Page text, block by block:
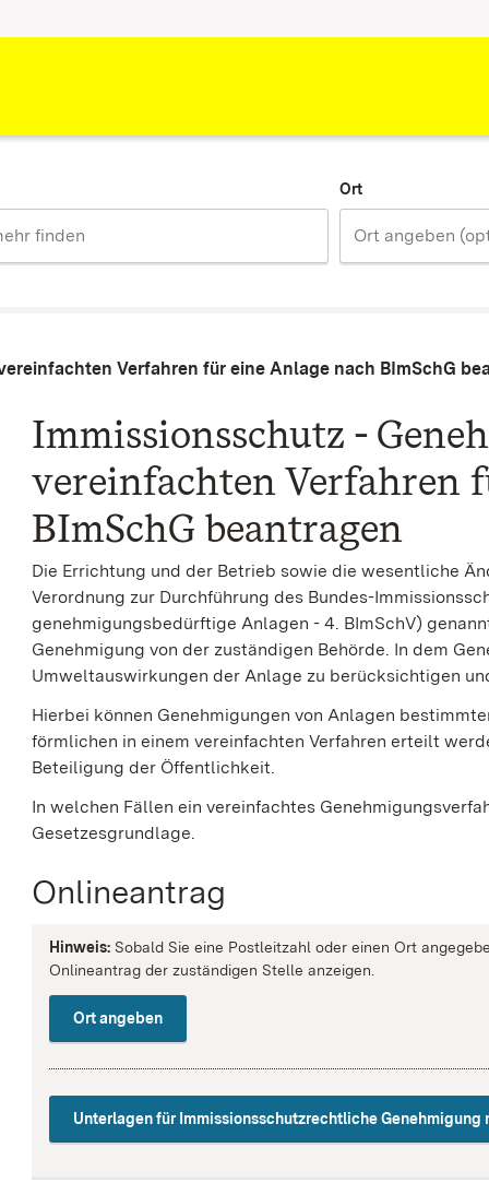
Ort
Verfahren für eine Anlage nach BImSchG
Immissionsschutz -
vereinfachten Verfahren
BImSchG beantragen
Die Errichtung und der Betrieb sowie die wesentliche
Verordnung zur Durchführung des Bundes-
genehmigungsbedürftige Anlagen - 4. BImSchV)
Genehmigung von der zuständigen Behörde. In dem
Umweltauswirkungen der Anlage zu berücksichtigen
Hierbei können Genehmigungen von Anlagen
förmlichen in einem vereinfachten Verfahren erteilt
Beteiligung der Öffentlichkeit.
In welchen Fällen ein vereinfachtes
Gesetzesgrundlage.
Onlineantrag
Hinweis: Sobald Sie eine Postleitzahl oder einen Ort
Onlineantrag der zuständigen Stelle anzeigen.
Ort angeben
Unterlagen für Immissionsschutzrechtliche Genehmigung